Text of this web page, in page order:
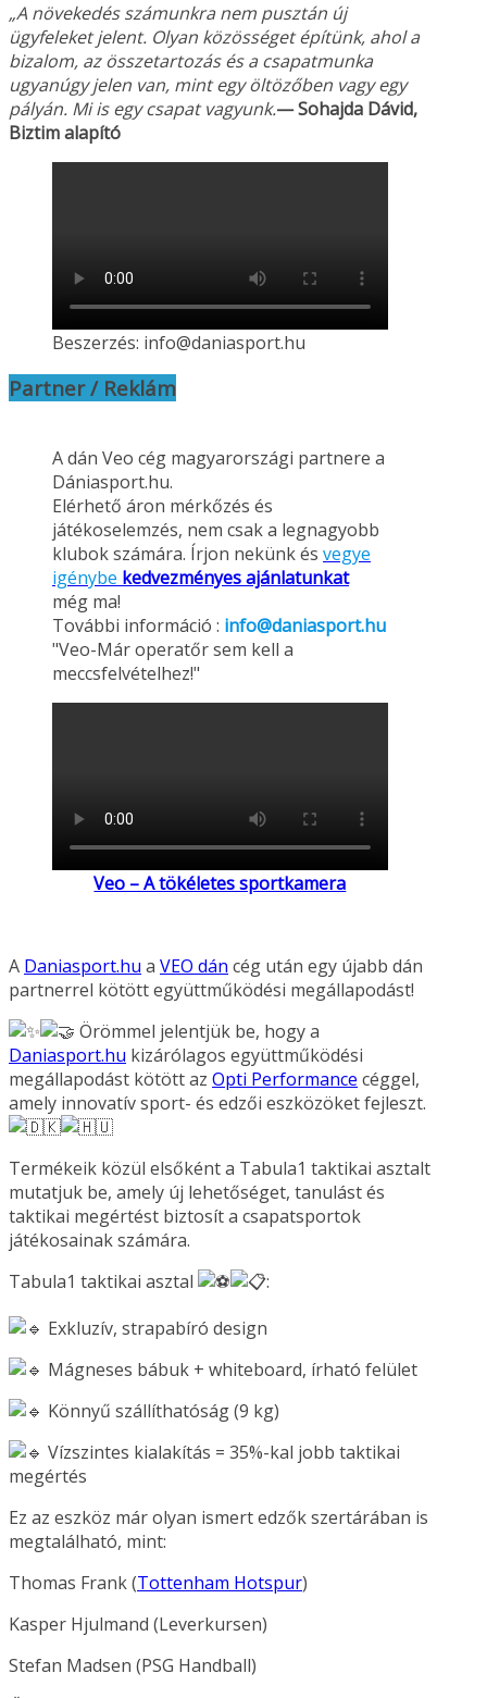
„A növekedés számunkra nem pusztán új
ügyfeleket jelent. Olyan közösséget építünk, ahol a
bizalom, az összetartozás és a csapatmunka
ugyanúgy jelen van, mint egy öltözőben vagy egy
pályán. Mi is egy csapat vagyunk.— Sohajda Dávid,
Biztim alapító
Beszerzés: info@daniasport.hu
Partner / Reklám
A dán Veo cég magyarországi partnere a
Dániasport.hu.
Elérhető áron mérkőzés és
játékoselemzés, nem csak a legnagyobb
klubok számára. Írjon nekünk és vegye
igénybe kedvezményes ajánlatunkat
még ma!
További információ : info@daniasport.hu
"Veo-Már operatőr sem kell a
meccsfelvételhez!"
Veo – A tökéletes sportkamera
A Daniasport.hu a VEO dán cég után egy újabb dán
partnerrel kötött együttműködési megállapodást!
Örömmel jelentjük be, hogy a
Daniasport.hu kizárólagos együttműködési
megállapodást kötött az Opti Performance céggel,
amely innovatív sport- és edzői eszközöket fejleszt.
Termékeik közül elsőként a Tabula1 taktikai asztalt
mutatjuk be, amely új lehetőséget, tanulást és
taktikai megértést biztosít a csapatsportok
játékosainak számára.
Tabula1 taktikai asztal
:
Exkluzív, strapabíró design
Mágneses bábuk + whiteboard, írható felület
Könnyű szállíthatóság (9 kg)
Vízszintes kialakítás = 35%-kal jobb taktikai
megértés
Ez az eszköz már olyan ismert edzők szertárában is
megtalálható, mint:
Thomas Frank (Tottenham Hotspur)
Kasper Hjulmand (Leverkursen)
Stefan Madsen (PSG Handball)